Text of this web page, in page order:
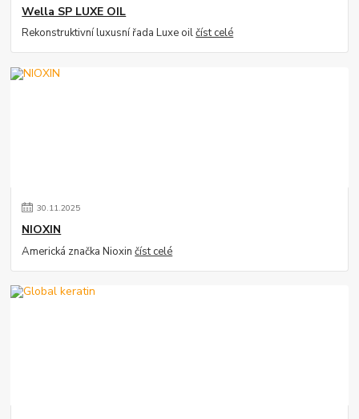
Wella SP LUXE OIL
Rekonstruktivní luxusní řada Luxe oilčíst celé
30.11.2025
NIOXIN
Americká značka Nioxinčíst celé